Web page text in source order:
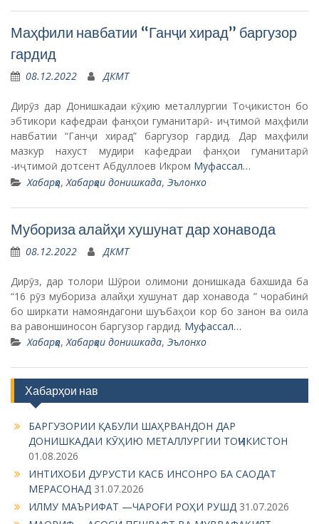
Маҳфили навбатии “Ганҷи хирад” баргузор
гардид
08.12.2022 ДКМТ
Дирӯз дар Донишкадаи кӯҳию металлургии Тоҷикистон бо
эбтикори кафедраи фанҳои гуманитарӣ- иҷтимоӣ маҳфили
навбатии “Ганҷи хирад” баргузор гардид. Дар маҳфили
мазкур нахуст мудири кафедраи фанҳои гуманитарӣ
-иҷтимоӣ дотсент Абдуллоев Икром Муфассал…
Хабарҳо, Хабарҳои донишкада, Эълонхо
Мубориза алайҳи хушунат дар хонавода
08.12.2022 ДКМТ
Дирӯз, дар толори Шӯрои олимони донишкада бахшида ба
“16 рӯз мубориза алайҳи хушунат дар хонавода ” чорабинӣ
бо ширкати намояндагони шуъбаҳои кор бо занон ва оила
ва равоншиносон баргузор гардид. Муфассал…
Хабарҳо,Хабарҳои донишкада, Эълонхо
Хабарҳои нав
БАРГУЗОРИИ ҚАБУЛИ ШАҲРВАНДОН ДАР
ДОНИШКАДАИ КӮҲИЮ МЕТАЛЛУРГИИ ТОҶИКИСТОН
01.08.2026
ИНТИХОБИ ДУРУСТИ КАСБ ИНСОНРО БА САОДАТ
МЕРАСОНАД 31.07.2026
ИЛМУ МАЪРИФАТ —ЧАРОҒИ РОҲИ РУШД 31.07.2026